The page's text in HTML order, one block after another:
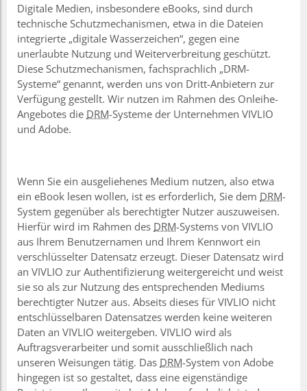
Digitale Medien, insbesondere eBooks, sind durch
technische Schutzmechanismen, etwa in die Dateien
integrierte „digitale Wasserzeichen“, gegen eine
unerlaubte Nutzung und Weiterverbreitung geschützt.
Diese Schutzmechanismen, fachsprachlich „DRM-
Systeme“ genannt, werden uns von Dritt-Anbietern zur
Verfügung gestellt. Wir nutzen im Rahmen des Onleihe-
Angebotes die DRM-Systeme der Unternehmen VIVLIO
und Adobe.
Wenn Sie ein ausgeliehenes Medium nutzen, also etwa
ein eBook lesen wollen, ist es erforderlich, Sie dem DRM-
System gegenüber als berechtigter Nutzer auszuweisen.
Hierfür wird im Rahmen des DRM-Systems von VIVLIO
aus Ihrem Benutzernamen und Ihrem Kennwort ein
verschlüsselter Datensatz erzeugt. Dieser Datensatz wird
an VIVLIO zur Authentifizierung weitergereicht und weist
sie so als zur Nutzung des entsprechenden Mediums
berechtigter Nutzer aus. Abseits dieses für VIVLIO nicht
entschlüsselbaren Datensatzes werden keine weiteren
Daten an VIVLIO weitergeben. VIVLIO wird als
Auftragsverarbeiter und somit ausschließlich nach
unseren Weisungen tätig. Das DRM-System von Adobe
hingegen ist so gestaltet, dass eine eigenständige